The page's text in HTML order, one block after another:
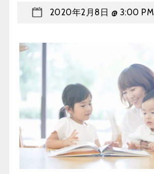
2020年2月8日 @ 3:00 PM